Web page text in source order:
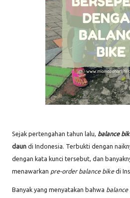
Sejak pertengahan tahun lalu, balance
daun di Indonesia. Terbukti dengan
dengan kata kunci tersebut, dan
menawarkan pre-order balance bikedi
Banyak yang menyatakan bahwa balance